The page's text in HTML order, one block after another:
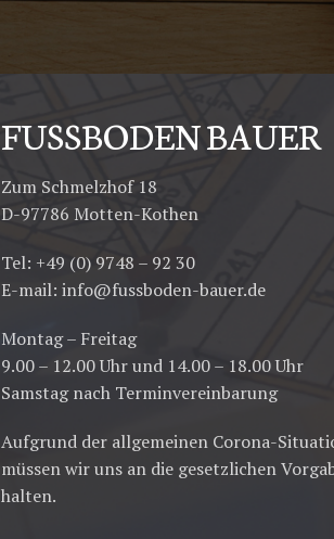
FUSSBODEN BAUER
Zum Schmelzhof 18
D-97786 Motten-Kothen
Tel: +49 (0) 9748 – 92 30
E-mail: info@fussboden-bauer.de
Montag – Freitag
9.00 – 12.00 Uhr und 14.00 – 18.00 Uhr
Samstag nach Terminvereinbarung
Aufgrund der allgemeinen Corona-
müssen wir uns an die gesetzlichen
halten.